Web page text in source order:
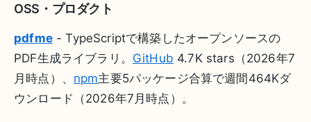
OSS・プロダクト
pdfme- TypeScriptで構築したオープンソースの
PDF生成ライブラリ。 GitHub 4.7K stars（2026年7
月時点）、 npm主要5パッケージ合算で週間464Kダ
ウンロード（2026年7月時点）。